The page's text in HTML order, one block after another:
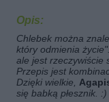
Opis:
Chlebek można
który odmienia
ale jest rzeczywiście
Przepis jest
Dzięki wielkie,
się babką płesznik. :)